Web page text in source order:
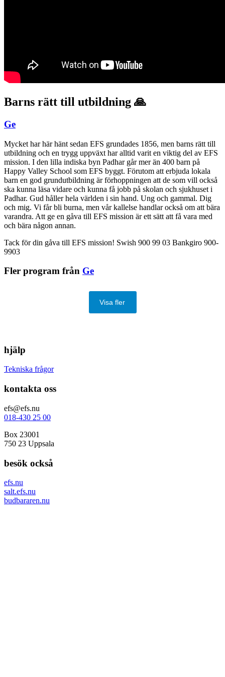
Barns rätt till utbildning 🙏
Ge
Mycket har här hänt sedan EFS grundades 1856, men barns rätt till
utbildning och en trygg uppväxt har alltid varit en viktig del av EFS
mission. I den lilla indiska byn Padhar går mer än 400 barn på
Happy Valley School som EFS byggt. Förutom att erbjuda lokala
barn en god grundutbildning är förhoppningen att de som vill också
ska kunna läsa vidare och kunna få jobb på skolan och sjukhuset i
Padhar. Gud håller hela världen i sin hand. Ung och gammal. Dig
och mig. Vi får bli burna, men vår kallelse handlar också om att bära
varandra. Att ge en gåva till EFS mission är ett sätt att få vara med
och bära någon annan.
Tack för din gåva till EFS mission! Swish 900 99 03 Bankgiro 900-
9903
Fler program från Ge
Visa fler
hjälp
Tekniska frågor
kontakta oss
efs@efs.nu
018-430 25 00
Box 23001
750 23 Uppsala
besök också
efs.nu
salt.efs.nu
budbararen.nu